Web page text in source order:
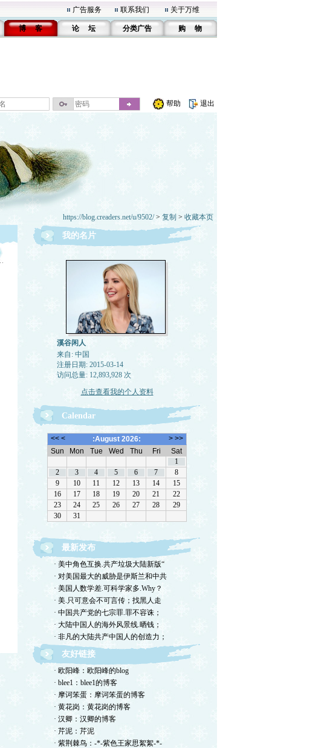
广告服务 联系我们 关于万维
博 客 论 坛 分类广告 购 物
帮助 退出
https://blog.creaders.net/u/9502/> 复制 > 收藏本页
我的名片
溪谷闲人
来自: 中国
注册日期: 2015-03-14
访问总量: 12,893,928 次
点击查看我的个人资料
Calendar
最新发布
· 美中角色互换.共产垃圾大陆新版“
· 对美国最大的威胁是伊斯兰和中共
· 美国人数学差.可科学家多.Why？
· 美.只可意会不可言传；找黑人走
· 中国共产党的七宗罪.罪不容诛；
· 大陆中国人的海外风景线.晒钱；
· 非凡的大陆共产中国人的创造力；
友好链接
· 欧阳峰：欧阳峰的blog
· blee1：blee1的博客
· 摩诃笨蛋：摩诃笨蛋的博客
· 黄花岗：黄花岗的博客
· 汉卿：汉卿的博客
· 芹泥：芹泥
· 紫荆棘鸟：-*-紫色王家思絮絮-*-